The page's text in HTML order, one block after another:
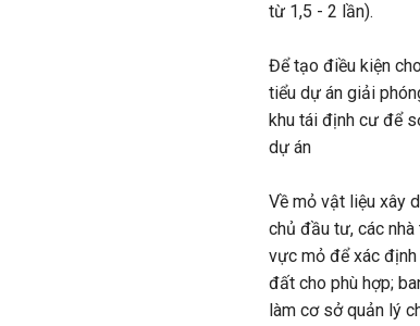
từ 1,5 - 2 lần).
Để tạo điều kiện
tiểu dự án giải
khu tái định cư để
dự án
Về mỏ vật liệu xây
chủ đầu tư, các
vực mỏ để xác
đất cho phù hợp;
làm cơ sở quản lý